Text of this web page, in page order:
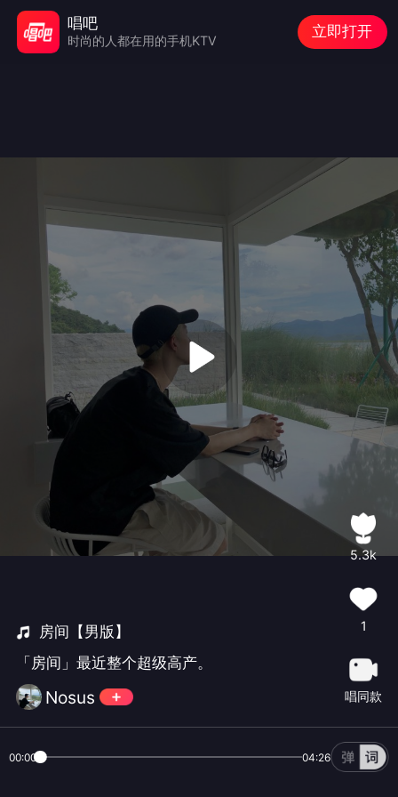
房间【男版】
「房间」最近整个超级高产。
Nosus
5.3k
1
唱同款
00:00 04:26
唱吧
时尚的人都在用的手机KTV
立即打开